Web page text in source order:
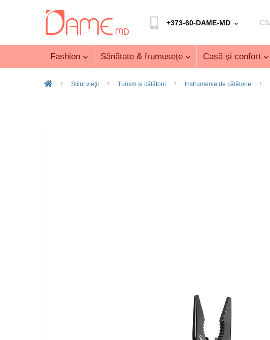
+373-60-DAME-MD
Fashion Sănătate & frumuseţe Casă şi confort
Stilul vieţii Turism și călătorii Instrumente de călătorie